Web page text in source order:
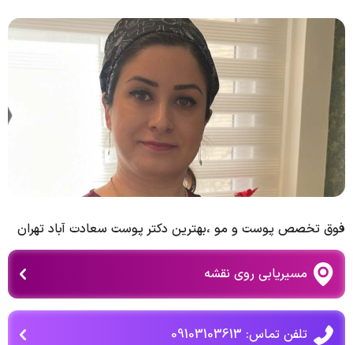
فوق تخصص پوست و مو ،بهترین دکتر پوست سعادت آباد تهران
مسیریابی روی نقشه
تلفن تماس: 09103103613